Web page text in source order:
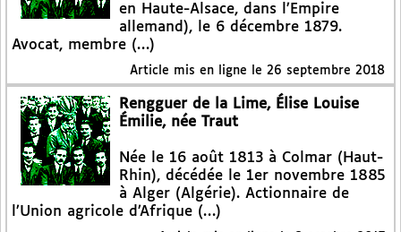
en Haute-Alsace, dans l’Empire
allemand), le 6 décembre 1879.
Avocat, membre (…)
Article mis en ligne le 26 septembre 2018
Rengguer de la Lime, Élise Louise
Émilie, née Traut
Née le 16 août 1813 à Colmar (Haut-
Rhin), décédée le 1er novembre 1885
à Alger (Algérie). Actionnaire de
l’Union agricole d’Afrique (…)